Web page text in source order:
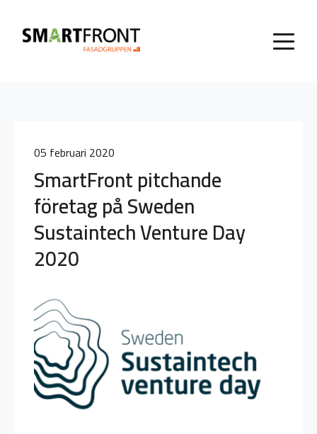
05 februari 2020
SmartFront pitchande
företag på Sweden
Sustaintech Venture Day
2020